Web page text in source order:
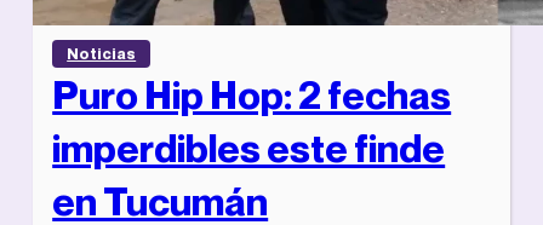
Noticias
Puro Hip Hop: 2 fechas
imperdibles este finde
en Tucumán